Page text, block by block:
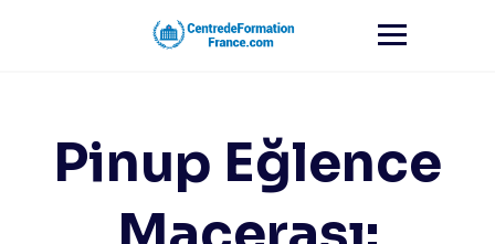
Pinup Eğlence